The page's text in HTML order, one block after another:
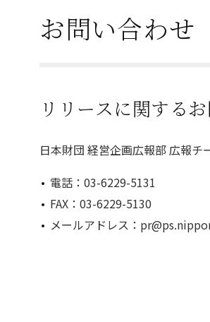
お問い合わせ
リリースに関する
日本財団 経営企画広報部 広報チ
電話：03-6229-5131
FAX：03-6229-5130
メールアドレス：